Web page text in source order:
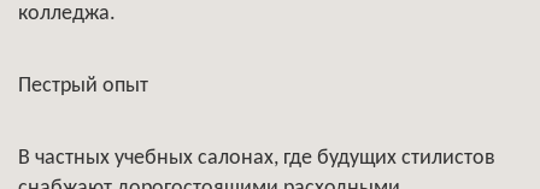
колледжа.
Пестрый опыт
В частных учебных салонах, где будущих стилистов